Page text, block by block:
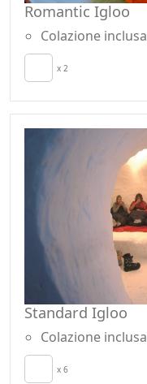
Romantic Igloo
Colazione inclusa
x 2
Standard Igloo
Colazione inclusa
x 6